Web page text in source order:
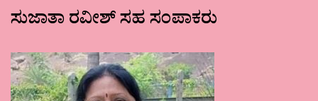
ಸುಜಾತಾ ರವೀಶ್ ಸಹ ಸಂಪಾಕರು